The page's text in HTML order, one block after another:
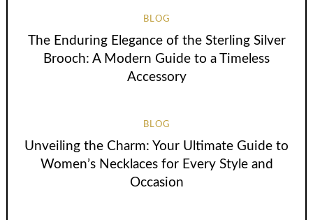
BLOG
The Enduring Elegance of the Sterling Silver
Brooch: A Modern Guide to a Timeless
Accessory
BLOG
Unveiling the Charm: Your Ultimate Guide to
Women’s Necklaces for Every Style and
Occasion